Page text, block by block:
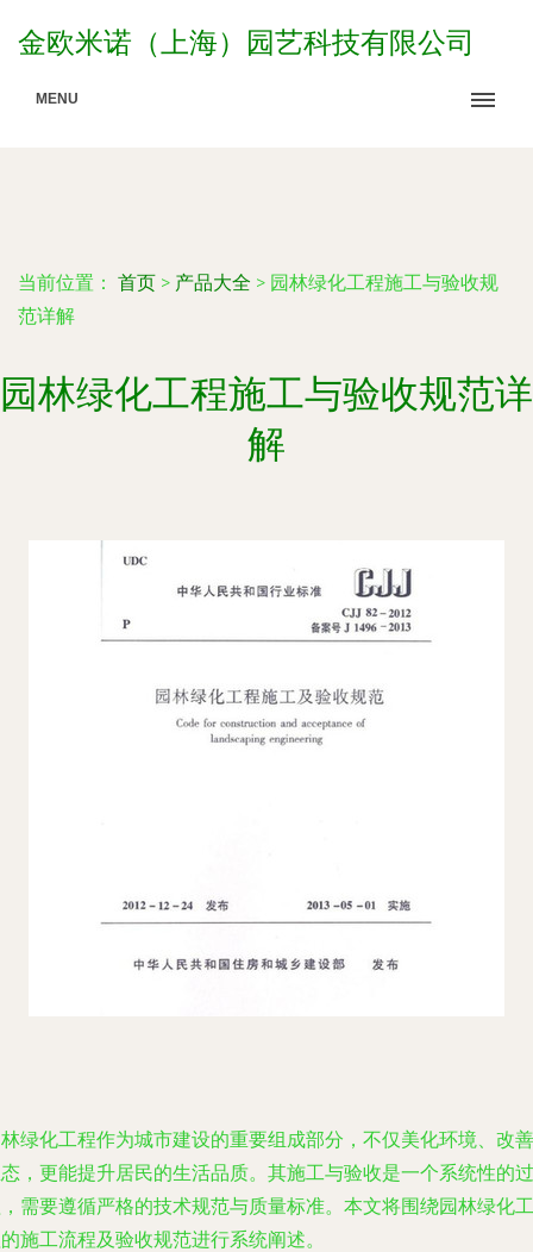
金欧米诺（上海）园艺科技有限公司
MENU
当前位置： 首页 > 产品大全 > 园林绿化工程施工与验收规
范详解
园林绿化工程施工与验收规范详
解
绿化工程作为城市建设的重要组成部分，不仅美化环境、改善
，更能提升居民的生活品质。其施工与验收是一个系统性的过
需要遵循严格的技术规范与质量标准。本文将围绕园林绿化工
施工流程及验收规范进行系统阐述。